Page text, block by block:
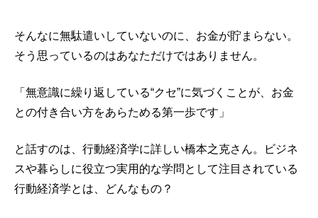
そんなに無駄遣いしていないのに、お金が貯まらない。
そう思っているのはあなただけではありません。
「無意識に繰り返している“クセ”に気づくことが、お金
との付き合い方をあらためる第一歩です」
と話すのは、行動経済学に詳しい橋本之克さん。ビジネ
スや暮らしに役立つ実用的な学問として注目されている
行動経済学とは、どんなもの？